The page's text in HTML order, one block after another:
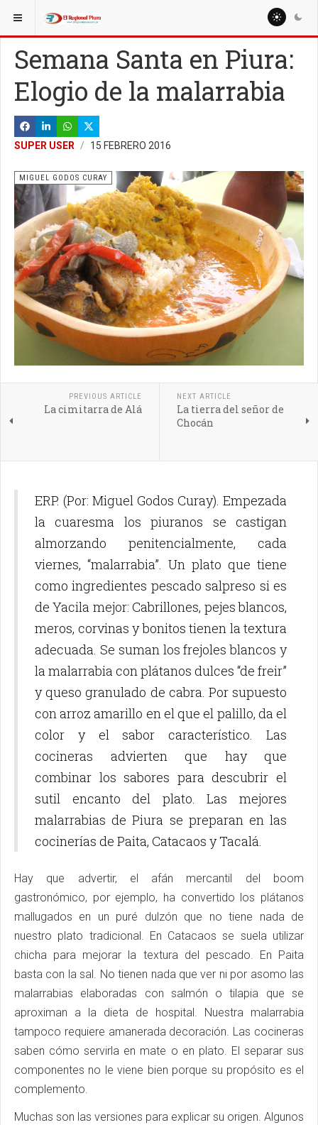
ESTÁ AQUÍ: COLUMNISTAS
Semana Santa en Piura:
Elogio de la malarrabia
SUPER USER 15 FEBRERO 2016
MIGUEL GODOS CURAY
PREVIOUS ARTICLE
La cimitarra de Alá
NEXT ARTICLE
La tierra del señor de
Chocán
ERP. (Por: Miguel Godos Curay). Empezada
la cuaresma los piuranos se castigan
almorzando penitencialmente, cada
viernes, “malarrabia”. Un plato que tiene
como ingredientes pescado salpreso si es
de Yacila mejor: Cabrillones, pejes blancos,
meros, corvinas y bonitos tienen la textura
adecuada. Se suman los frejoles blancos y
la malarrabia con plátanos dulces “de freir”
y queso granulado de cabra. Por supuesto
con arroz amarillo en el que el palillo, da el
color y el sabor característico. Las
cocineras advierten que hay que
combinar los sabores para descubrir el
sutil encanto del plato. Las mejores
malarrabias de Piura se preparan en las
cocinerías de Paita, Catacaos y Tacalá.
Hay que advertir, el afán mercantil del boom
gastronómico, por ejemplo, ha convertido los plátanos
mallugados en un puré dulzón que no tiene nada de
nuestro plato tradicional. En Catacaos se suela utilizar
chicha para mejorar la textura del pescado. En Paita
basta con la sal. No tienen nada que ver ni por asomo las
malarrabias elaboradas con salmón o tilapia que se
aproximan a la dieta de hospital. Nuestra malarrabia
tampoco requiere amanerada decoración. Las cocineras
saben cómo servirla en mate o en plato. El separar sus
componentes no le viene bien porque su propósito es el
complemento.
Muchas son las versiones para explicar su origen. Algunos